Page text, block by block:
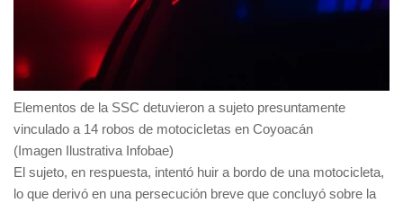
Elementos de la SSC detuvieron a sujeto presuntamente
vinculado a 14 robos de motocicletas en Coyoacán
(Imagen Ilustrativa Infobae)
El sujeto, en respuesta, intentó huir a bordo de una motocicleta,
lo que derivó en una persecución breve que concluyó sobre la